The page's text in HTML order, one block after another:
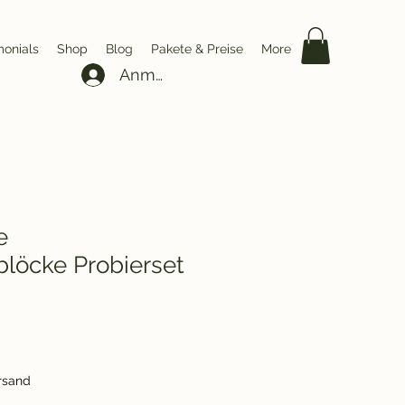
Shop Blog Pakete & Preise More
Anmelden
Probierset